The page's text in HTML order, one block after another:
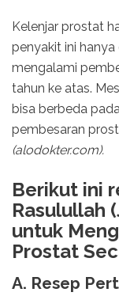
Kelenjar prostat
penyakit ini
mengalami
tahun ke atas.
bisa berbeda
pembesaran
(alodokter.com).
Berikut ini
Rasulullah
untuk
Prostat
A. Resep